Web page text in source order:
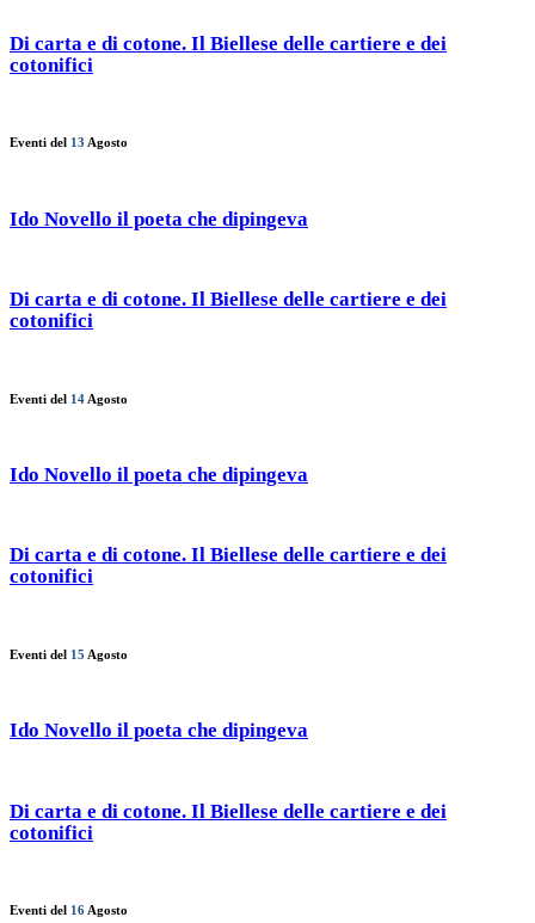
Di carta e di cotone. Il Biellese delle cartiere e dei
cotonifici
Eventi del 13 Agosto
Ido Novello il poeta che dipingeva
Di carta e di cotone. Il Biellese delle cartiere e dei
cotonifici
Eventi del 14 Agosto
Ido Novello il poeta che dipingeva
Di carta e di cotone. Il Biellese delle cartiere e dei
cotonifici
Eventi del 15 Agosto
Ido Novello il poeta che dipingeva
Di carta e di cotone. Il Biellese delle cartiere e dei
cotonifici
Eventi del 16 Agosto